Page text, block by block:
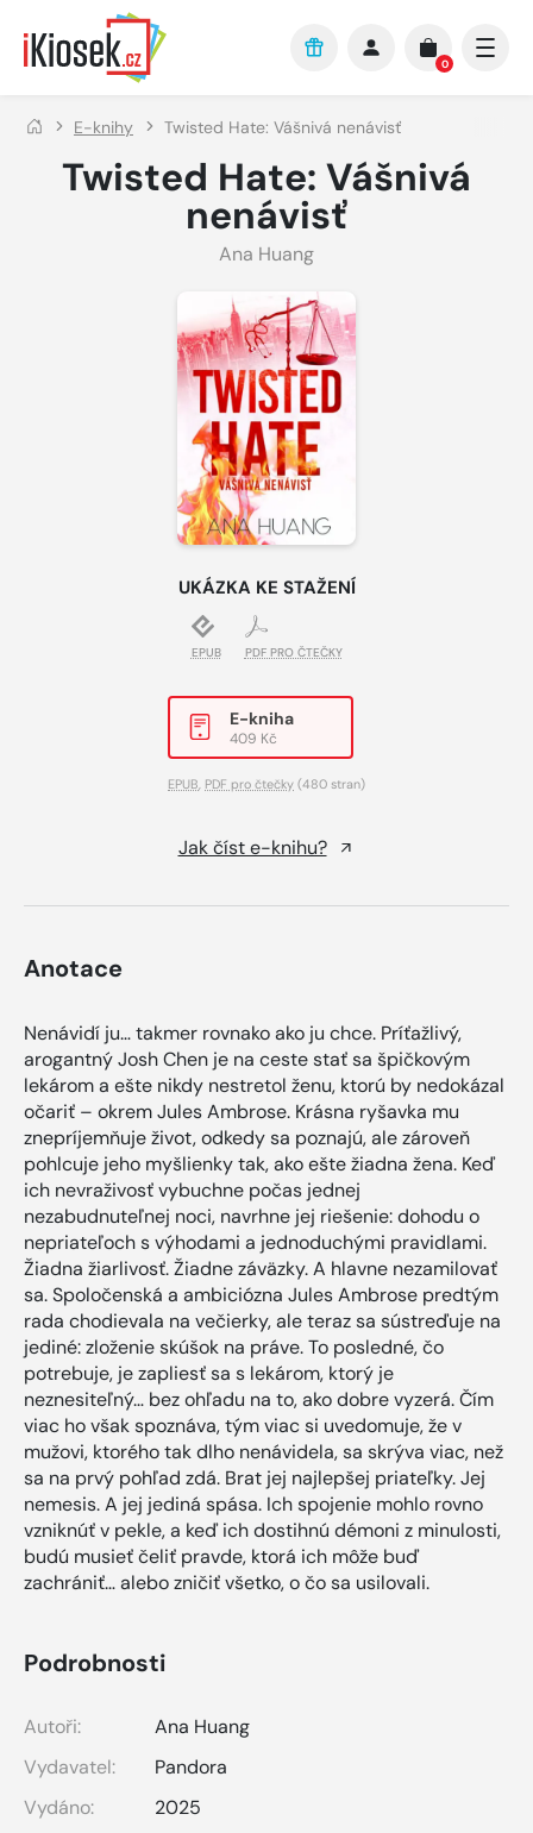
Přejít na hlavní obsah
0
E-knihy Twisted Hate: Vášnivá nenávisť
Twisted Hate: Vášnivá
nenávisť
Ana Huang
UKÁZKA KE STAŽENÍ
EPUB PDF PRO ČTEČKY
E-kniha
409 Kč
EPUB PDF pro čtečky (480 stran)
Jak číst e-knihu?
Anotace
Nenávidí ju… takmer rovnako ako ju chce. Príťažlivý,
arogantný Josh Chen je na ceste stať sa špičkovým
lekárom a ešte nikdy nestretol ženu, ktorú by nedokázal
očariť – okrem Jules Ambrose. Krásna ryšavka mu
znepríjemňuje život, odkedy sa poznajú, ale zároveň
pohlcuje jeho myšlienky tak, ako ešte žiadna žena. Keď
ich nevraživosť vybuchne počas jednej
nezabudnuteľnej noci, navrhne jej riešenie: dohodu o
nepriateľoch s výhodami a jednoduchými pravidlami.
Žiadna žiarlivosť. Žiadne záväzky. A hlavne nezamilovať
sa. Spoločenská a ambiciózna Jules Ambrose predtým
rada chodievala na večierky, ale teraz sa sústreďuje na
jediné: zloženie skúšok na práve. To posledné, čo
potrebuje, je zapliesť sa s lekárom, ktorý je
neznesiteľný… bez ohľadu na to, ako dobre vyzerá. Čím
viac ho však spoznáva, tým viac si uvedomuje, že v
mužovi, ktorého tak dlho nenávidela, sa skrýva viac, než
sa na prvý pohľad zdá. Brat jej najlepšej priateľky. Jej
nemesis. A jej jediná spása. Ich spojenie mohlo rovno
vzniknúť v pekle, a keď ich dostihnú démoni z minulosti,
budú musieť čeliť pravde, ktorá ich môže buď
zachrániť… alebo zničiť všetko, o čo sa usilovali.
Podrobnosti
Autoři:
Ana Huang
Vydavatel:
Pandora
Vydáno:
2025